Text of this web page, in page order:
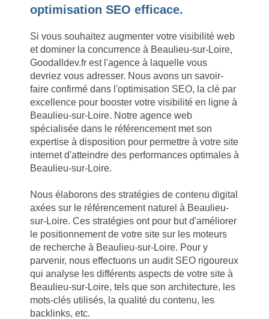
optimisation SEO efficace.
Si vous souhaitez augmenter votre visibilité web
et dominer la concurrence à Beaulieu-sur-Loire,
Goodalldev.fr est l'agence à laquelle vous
devriez vous adresser. Nous avons un savoir-
faire confirmé dans l'optimisation SEO, la clé par
excellence pour booster votre visibilité en ligne à
Beaulieu-sur-Loire. Notre agence web
spécialisée dans le référencement met son
expertise à disposition pour permettre à votre site
internet d'atteindre des performances optimales à
Beaulieu-sur-Loire.
Nous élaborons des stratégies de contenu digital
axées sur le référencement naturel à Beaulieu-
sur-Loire. Ces stratégies ont pour but d'améliorer
le positionnement de votre site sur les moteurs
de recherche à Beaulieu-sur-Loire. Pour y
parvenir, nous effectuons un audit SEO rigoureux
qui analyse les différents aspects de votre site à
Beaulieu-sur-Loire, tels que son architecture, les
mots-clés utilisés, la qualité du contenu, les
backlinks, etc.